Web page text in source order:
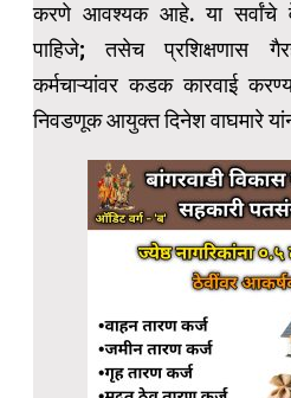
करणे आवश्यक आहे. या सर्वांचे
पाहिजे; तसेच प्रशिक्षणास
कर्मचाऱ्यांवर कडक कारवाई
निवडणूक आयुक्त दिनेश वाघमारे